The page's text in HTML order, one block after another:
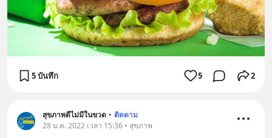
5 บันทึก 5 2
สุขภาพดีไม่มีในขวด • ติดตาม
28 ม.ค. 2022 เวลา 15:36 • สุขภาพ